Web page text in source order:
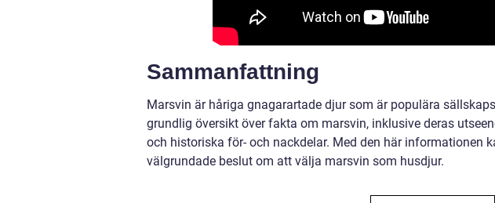
Sammanfattning
Marsvin är håriga gnagarartade djur som är populära
grundlig översikt över fakta om marsvin, inklusive deras
och historiska för- och nackdelar. Med den här informationen
välgrundade beslut om att välja marsvin som husdjur.